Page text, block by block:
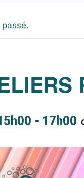
- 17h00